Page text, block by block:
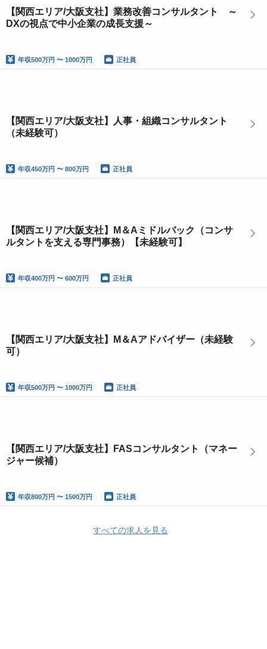
【関西エリア/大阪支社】業務改善コンサルタント ～
DXの視点で中小企業の成長支援～
年収500万円 〜 1000万円 正社員
【関西エリア/大阪支社】人事・組織コンサルタント
（未経験可）
年収450万円 〜 800万円 正社員
【関西エリア/大阪支社】M＆Aミドルバック（コンサ
ルタントを支える専門事務）【未経験可】
年収400万円 〜 600万円 正社員
【関西エリア/大阪支社】M＆Aアドバイザー（未経験
可）
年収500万円 〜 1000万円 正社員
【関西エリア/大阪支社】FASコンサルタント（マネー
ジャー候補）
年収800万円 〜 1500万円 正社員
すべての求人を見る